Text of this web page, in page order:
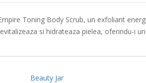
Toning Body Scrub, un exfoliant
si hidrateaza pielea, oferindu-i
Beauty Jar